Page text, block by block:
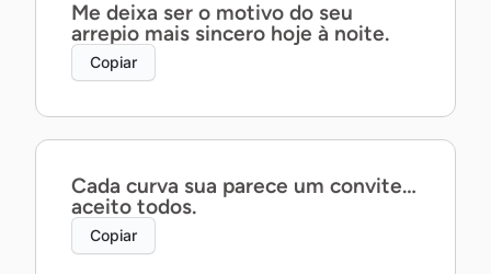
Me deixa ser o motivo do seu
arrepio mais sincero hoje à noite.
Copiar
Cada curva sua parece um convite…
aceito todos.
Copiar